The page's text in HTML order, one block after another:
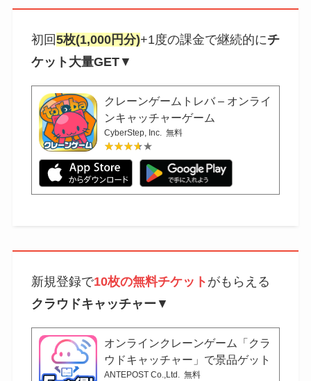
初回5枚(1,000円分)+1度の課金で継続的にチ
ケット大量GET▼
クレーンゲームトレバ – オンライ
ンキャッチャーゲーム
CyberStep, Inc. 無料
★★★★★
★★★★★
新規登録で10枚の無料チケット がもらえる
クラウドキャッチャー ▼
オンラインクレーンゲーム「クラ
ウドキャッチャー」で景品ゲット
ANTEPOST Co.,Ltd. 無料